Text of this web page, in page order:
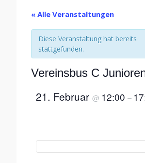
« Alle Veranstaltungen
Diese Veranstaltung hat bereits
stattgefunden.
Vereinsbus C
21. Februar @ 12:00 –